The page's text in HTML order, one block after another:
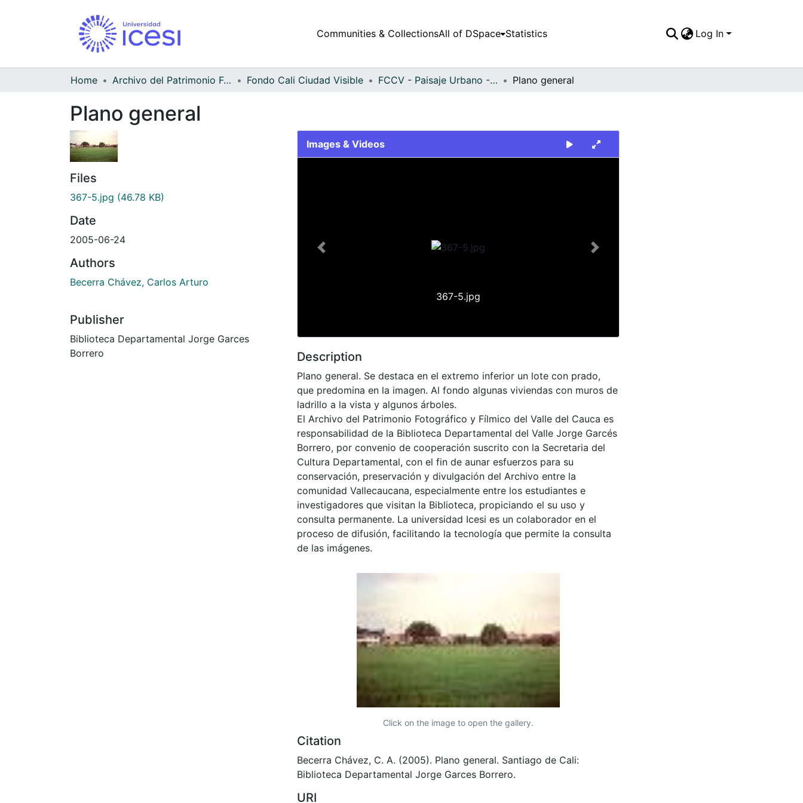
Communities & CollectionsAll of DSpace Statistics Log In
Home Archivo del Patrimonio Fotográfico y Fílmico del Valle del Cauca Fondo Cali Ciudad Visible FCCV - Paisaje Urbano - Patrimonial Plano general
Plano general
Files
367-5.jpg (46.78 KB)
Date
2005-06-24
Authors
Becerra Chávez, Carlos Arturo
Publisher
Biblioteca Departamental Jorge Garces
Borrero
Images & Videos
367-5.jpg
Previous Next
Description
Plano general. Se destaca en el extremo inferior un lote con prado,
que predomina en la imagen. Al fondo algunas viviendas con muros de
ladrillo a la vista y algunos árboles.
El Archivo del Patrimonio Fotográfico y Fílmico del Valle del Cauca es
responsabilidad de la Biblioteca Departamental del Valle Jorge Garcés
Borrero, por convenio de cooperación suscrito con la Secretaria del
Cultura Departamental, con el fin de aunar esfuerzos para su
conservación, preservación y divulgación del Archivo entre la
comunidad Vallecaucana, especialmente entre los estudiantes e
investigadores que visitan la Biblioteca, propiciando el su uso y
consulta permanente. La universidad Icesi es un colaborador en el
proceso de difusión, facilitando la tecnología que permite la consulta
de las imágenes.
Click on the image to open the gallery.
Citation
Becerra Chávez, C. A. (2005). Plano general. Santiago de Cali:
Biblioteca Departamental Jorge Garces Borrero.
URI